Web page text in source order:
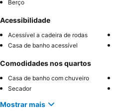
Berço
Acessibilidade
Acessível a cadeira de rodas
Casa de banho acessível
Comodidades nos quartos
Casa de banho com chuveiro
Secador
Mostrar mais